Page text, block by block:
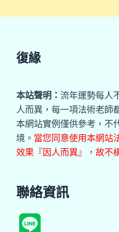
復緣
本站聲明： 流年運勢每人
人而異，每一項法術老師
本網站實例僅供參考，不
境。 當您同意使用本網站
效果『因人而異』，故不
聯絡資訊